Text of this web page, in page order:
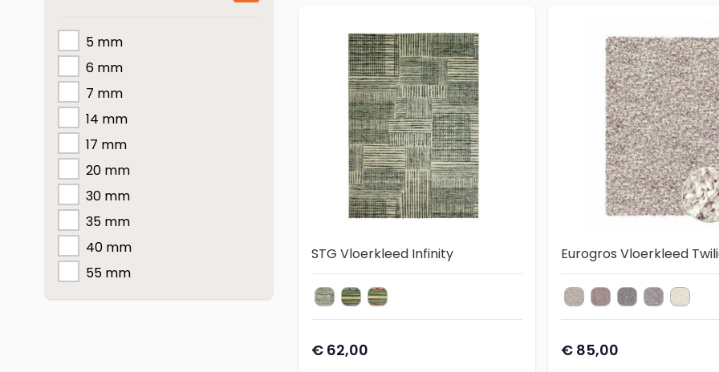
5 mm
6 mm
7 mm
14 mm
17 mm
20 mm
30 mm
35 mm
40 mm
55 mm
STG Vloerkleed Infinity
kleur vloerkleed
Infinity 6344
Infinity 6359
Infinity 6369
€ 62,00
Eurogros Vloerkleed
kleur vloerkleed
Twilight 2211
Twilight 6611
Twilight 9999
Twilight
€ 85,00